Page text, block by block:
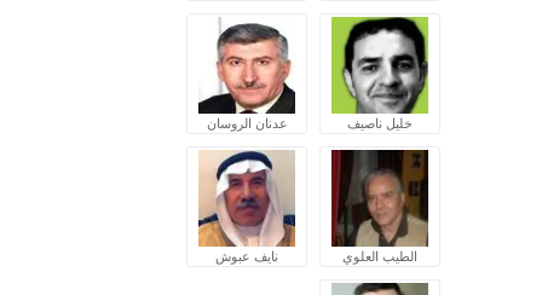
خليل ناصيف عدنان الروسان
الطيب العلوي نايف عبوش